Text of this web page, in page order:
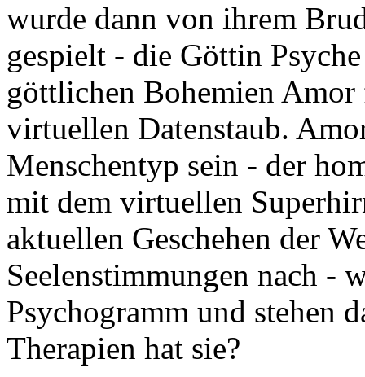
wurde dann von ihrem
gespielt - die Göttin
göttlichen Bohemien
virtuellen Datenstaub.
Menschentyp sein - der
mit dem virtuellen
aktuellen Geschehen der
Seelenstimmungen nach -
Psychogramm und stehen
Therapien hat sie?